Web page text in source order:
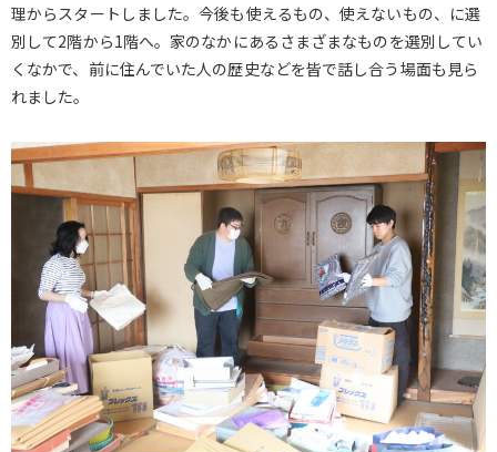
理からスタートしました。今後も使えるもの、使えないもの、に選
別して2階から1階へ。家のなかにあるさまざまなものを選別してい
くなかで、前に住んでいた人の歴史などを皆で話し合う場面も見ら
れました。